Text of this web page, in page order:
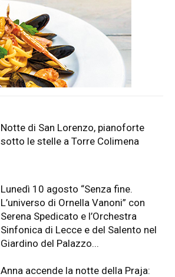
Notte di San Lorenzo, pianoforte
sotto le stelle a Torre Colimena
Lunedì 10 agosto “Senza fine.
L’universo di Ornella Vanoni” con
Serena Spedicato e l’Orchestra
Sinfonica di Lecce e del Salento nel
Giardino del Palazzo...
Anna accende la notte della Praja: